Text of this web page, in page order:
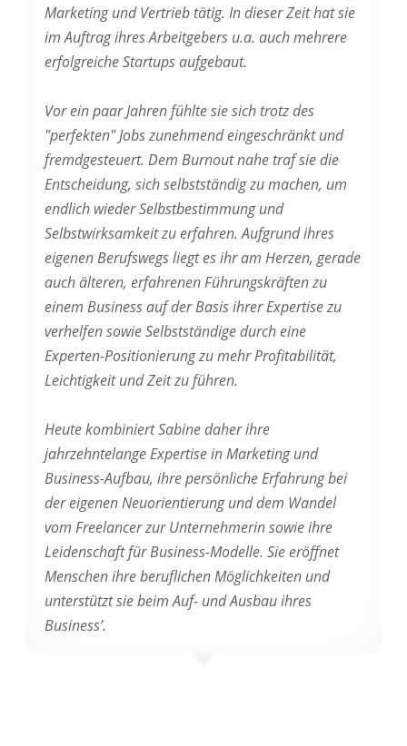
Marketing und Vertrieb tätig. In dieser Zeit hat sie
im Auftrag ihres Arbeitgebers u.a. auch mehrere
erfolgreiche Startups aufgebaut.
Vor ein paar Jahren fühlte sie sich trotz des
"perfekten" Jobs zunehmend eingeschränkt und
fremdgesteuert. Dem Burnout nahe traf sie die
Entscheidung, sich selbstständig zu machen, um
endlich wieder Selbstbestimmung und
Selbstwirksamkeit zu erfahren. Aufgrund ihres
eigenen Berufswegs liegt es ihr am Herzen, gerade
auch älteren, erfahrenen Führungskräften zu
einem Business auf der Basis ihrer Expertise zu
verhelfen sowie Selbstständige durch eine
Experten-Positionierung zu mehr Profitabilität,
Leichtigkeit und Zeit zu führen.
Heute kombiniert Sabine daher ihre
jahrzehntelange Expertise in Marketing und
Business-Aufbau, ihre persönliche Erfahrung bei
der eigenen Neuorientierung und dem Wandel
vom Freelancer zur Unternehmerin sowie ihre
Leidenschaft für Business-Modelle. Sie eröffnet
Menschen ihre beruflichen Möglichkeiten und
unterstützt sie beim Auf- und Ausbau ihres
Business’.